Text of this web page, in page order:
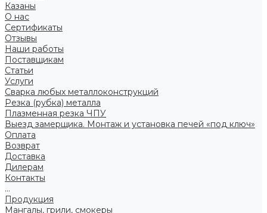
Казаны
О нас
Сертификаты
Отзывы
Наши работы
Поставщикам
Статьи
Услуги
Сварка любых металлоконструкций
Резка (рубка) металла
Плазменная резка ЧПУ
Выезд замерщика. Монтаж и установка печей «под ключ»
Оплата
Возврат
Доставка
Дилерам
Контакты
...
Продукция
Мангалы, грили, смокеры